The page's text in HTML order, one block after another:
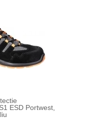
ESD Portwest,